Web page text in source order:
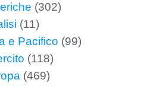
(302)
(11)
e Pacifico (99)
(118)
(469)